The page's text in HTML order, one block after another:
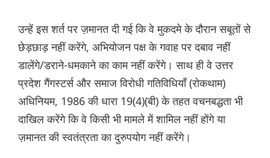
उन्हें इस शर्त पर ज़मानत दी गई कि वे मुकदमे के दौरान सबूतों से
छेड़छाड़ नहीं करेंगे, अभियोजन पक्ष के गवाह पर दबाव नहीं
डालेंगे/डराने-धमकाने का काम नहीं करेंगे। साथ ही वे उत्तर
प्रदेश गैंगस्टर्स और समाज विरोधी गतिविधियाँ (रोकथाम)
अधिनियम, 1986 की धारा 19(4)(बी) के तहत वचनबद्धता भी
दाखिल करेंगे कि वे किसी भी मामले में शामिल नहीं होंगे या
ज़मानत की स्वतंत्रता का दुरुपयोग नहीं करेंगे।